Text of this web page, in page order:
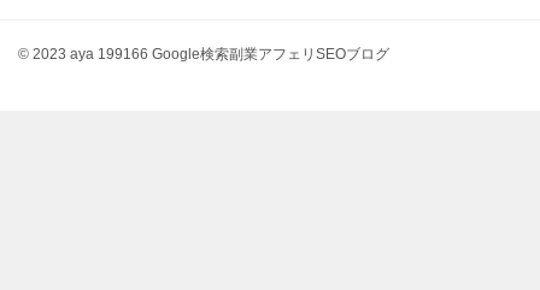
© 2023 aya 199166 Google検索副業アフェリSEOブログ